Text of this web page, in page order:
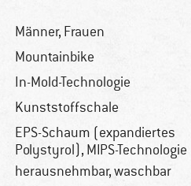
Männer, Frauen
Mountainbike
In-Mold-Technologie
Kunststoffschale
EPS-Schaum (expandiertes
Polystyrol), MIPS-Technologie
herausnehmbar, waschbar